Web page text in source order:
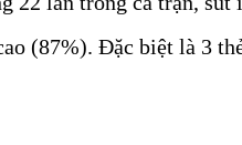
(87%). Đặc biệt là 3